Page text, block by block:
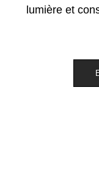
lumière et